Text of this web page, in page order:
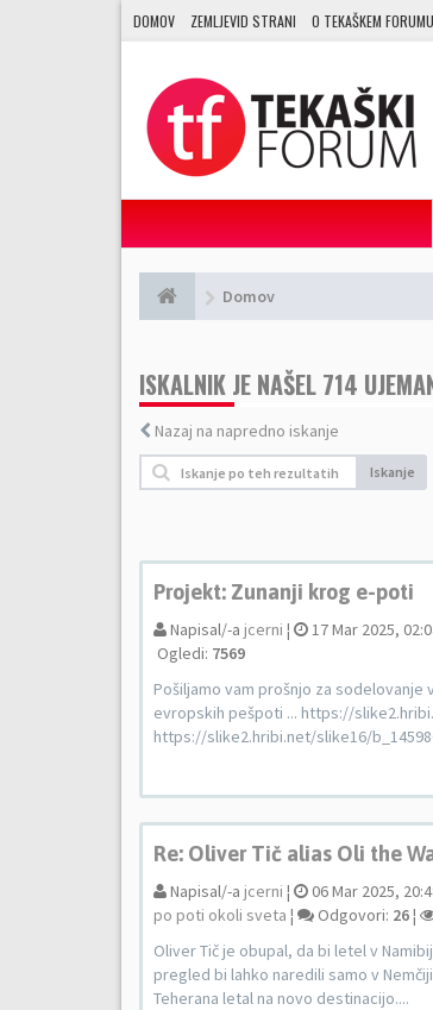
DOMOV ZEMLJEVID STRANI O TEKAŠKEM FORUMU
Domov
ISKALNIK JE NAŠEL 714
Nazaj na napredno iskanje
Iskanje
Projekt: Zunanji krog e-poti
Napisal/-a jcerni ¦ 17 Mar 2025,
Ogledi: 7569
Pošiljamo vam prošnjo za
evropskih pešpoti ... https://
https://slike2.hribi.net/slike16/
Re: Oliver Tič alias Oli the
Napisal/-a jcerni ¦ 06 Mar 2025,
po poti okoli sveta ¦ Odgovori: 26¦
Oliver Tič je obupal, da bi letel v
pregled bi lahko naredili samo v
Teherana letal na novo destinacijo....